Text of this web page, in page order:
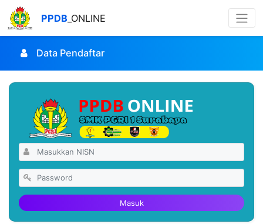
PPDB _ONLINE
Data Pendaftar
Masuk